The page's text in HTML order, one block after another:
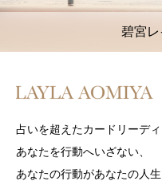
碧宮
占いを超えたカードリーディ
あなたを行動へいざない、
あなたの行動があなたの人生